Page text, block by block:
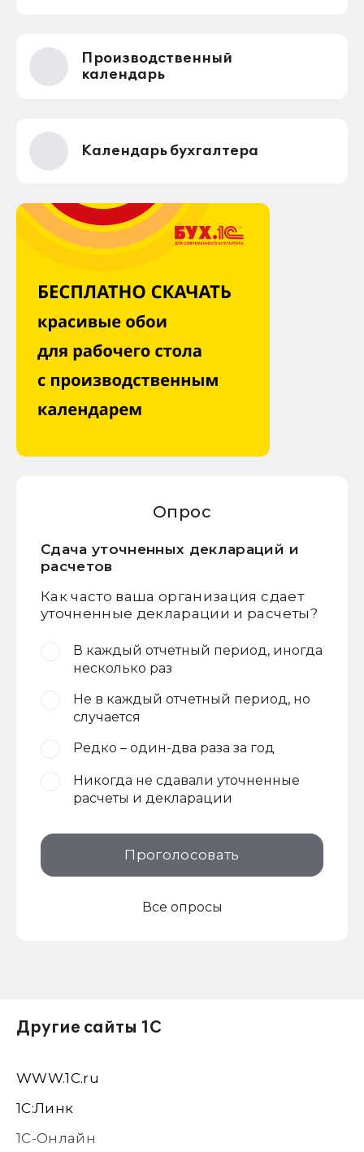
предлагает никаких мер поддержки. Очевидно,
цель проекта - стимулирование именно на
рождение второго ребенка.
Производственный
календарь
Календарь бухгалтера
Опрос
Сдача уточненных деклараций и
расчетов
Как часто ваша организация сдает
уточненные декларации и расчеты?
В каждый отчетный период, иногда
несколько раз
Не в каждый отчетный период, но
случается
Редко – один-два раза за год
Никогда не сдавали уточненные
расчеты и декларации
Проголосовать
Все опросы
Другие сайты 1С
WWW.1С.ru
1С:Линк
1С-Онлайн